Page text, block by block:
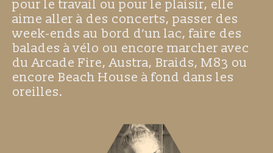
pour le travail ou pour le plaisir, elle
aime aller à des concerts, passer des
week-ends au bord d’un lac, faire des
balades à vélo ou encore marcher avec
du Arcade Fire, Austra, Braids, M83 ou
encore Beach House à fond dans les
oreilles.